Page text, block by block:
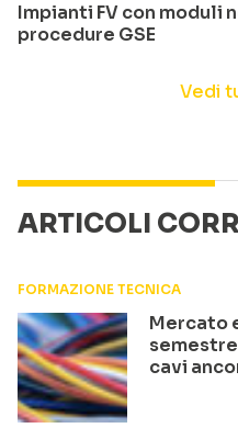
Impianti FV con moduli
procedure GSE
Vedi
ARTICOLI
FORMAZIONE TECNICA
Mercato
semestre
cavi